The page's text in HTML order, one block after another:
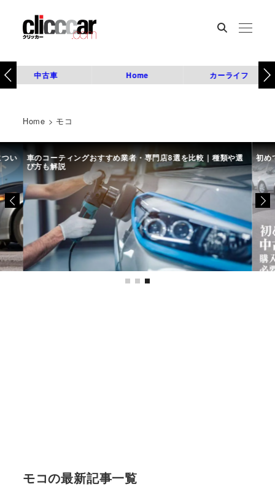
中古車 Home カーライフ
Home > モコ
い 車のコーティングおすすめ業者・専門店8選を比較｜種類や選
び方も解説
初め
モコの最新記事一覧